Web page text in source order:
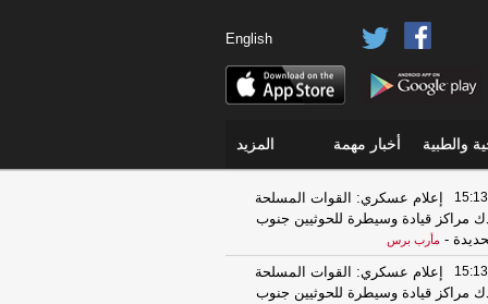
English
والطبية أخبار مهمة المزيد
15:13
إعلام عسكري: القوات المسلحة
مراكز قيادة وسيطرة للحوثيين جنوب
- مأرب برس
15:13
إعلام عسكري: القوات المسلحة
مراكز قيادة وسيطرة للحوثيين جنوب